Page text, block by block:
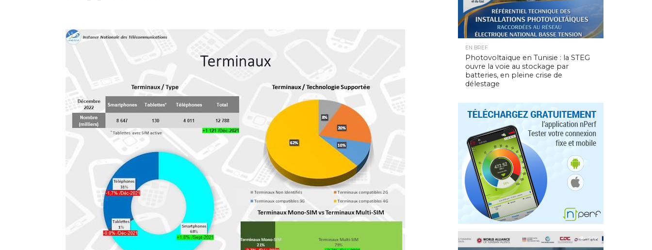
EN BREF
Photovoltaïque en Tunisie : la STEG
ouvre la voie au stockage par
batteries, en pleine crise de
délestage
5.0K